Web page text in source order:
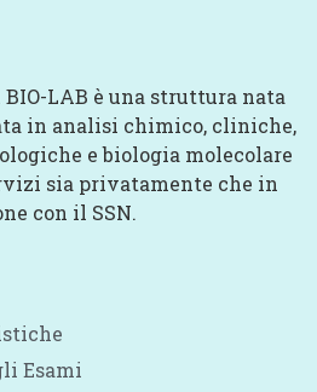
LAB è una struttura nata
in analisi chimico, cliniche,
e biologia molecolare
sia privatamente che in
con il SSN.
Esami